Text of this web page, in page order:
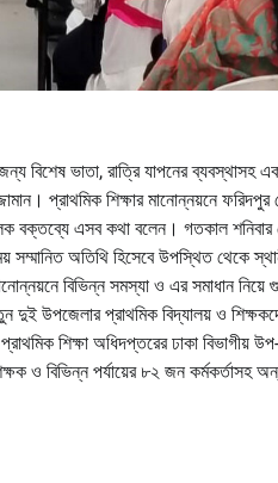
বিশেষ ভাতা, রাত্রি যাপনের ব্যবস্থাসহ
প্রাথমিক শিক্ষার মানোন্নয়নে
বক্তব্যে এসব কথা বলেন। গতকাল
অতিথি হিসেবে উপস্থিত থেকে
বিভিন্ন সমস্যা ও এর সমাধান
দুই উপজেলার প্রাথমিক বিদ্যালয় ও
শিক্ষা অধিদপ্তরের ঢাকা বিভাগীয়
ও বিভিন্ন পর্যায়ের ৮২ জন কর্মকর্তাসহ